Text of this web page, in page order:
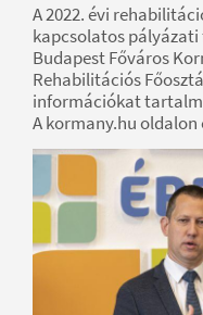
A 2022. évi
kapcsolatos
Budapest Főváros
Rehabilitációs
információkat
A kormany.hu